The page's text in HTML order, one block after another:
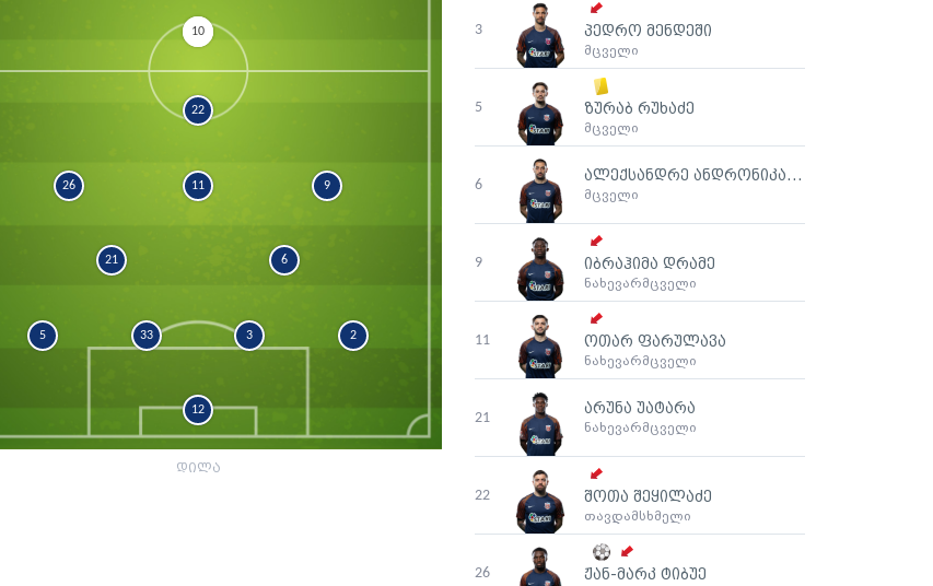
3 პედრო მენდეში
მცველი
5 ზურაბ რუხაძე
მცველი
6
ალექსანდრე ანდრონიკაშვილი
მცველი
9 იბრაჰიმა დრამე
ნახევარმცველი
11 ოთარ ფარულავა
ნახევარმცველი
21
არუნა უატარა
ნახევარმცველი
22 შოთა შეყილაძე
თავდამსხმელი
26 ჟან-მარკ ტიბუე
10
12
2
3
33
5
6
21
9
11
26
22
დილა